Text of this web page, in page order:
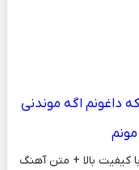
داغونم اگه موندنی
کیفیت بالا + متن آهنگ